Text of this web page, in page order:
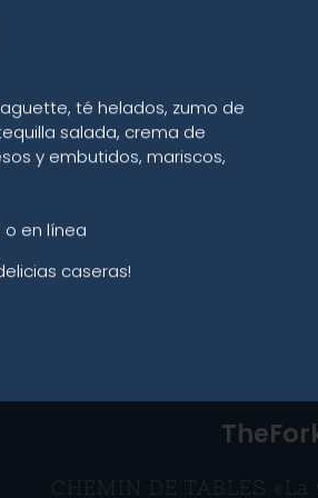
té helados, zumo de
salada, crema de
y embutidos, mariscos,
o en línea
caseras!
ofrecen una formación
El ikejime, una técnica de sacrificio
propia asociación nacional, cuya
Rochelle. Filière Ikejime busca
costa francesa para dominar este
chefs con estrella
CHEMIN DE TABLES